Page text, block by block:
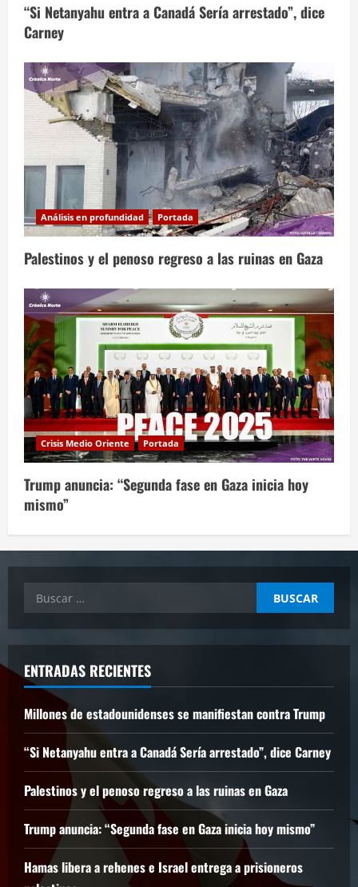
“Si Netanyahu entra a Canadá Sería arrestado”, dice
Carney
Análisis en profundidad Portada
Palestinos y el penoso regreso a las ruinas en Gaza
Crisis Medio Oriente Portada
Trump anuncia: “Segunda fase en Gaza inicia hoy
mismo”
Buscar:
ENTRADAS RECIENTES
Millones de estadounidenses se manifiestan contra Trump
“Si Netanyahu entra a Canadá Sería arrestado”, dice Carney
Palestinos y el penoso regreso a las ruinas en Gaza
Trump anuncia: “Segunda fase en Gaza inicia hoy mismo”
Hamas libera a rehenes e Israel entrega a prisioneros